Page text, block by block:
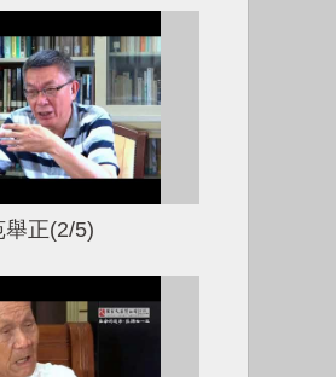
舉正(2/5)